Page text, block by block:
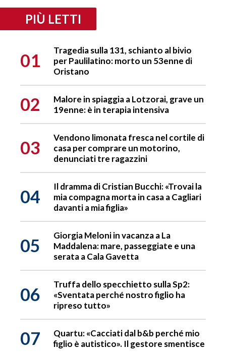
PIÙ LETTI
01
Tragedia sulla 131, schianto al bivio
per Paulilatino: morto un 53enne di
Oristano
02
Malore in spiaggia a Lotzorai, grave un
19enne: è in terapia intensiva
03
Vendono limonata fresca nel cortile di
casa per comprare un motorino,
denunciati tre ragazzini
04
Il dramma di Cristian Bucchi: «Trovai la
mia compagna morta in casa a Cagliari
davanti a mia figlia»
05
Giorgia Meloni in vacanza a La
Maddalena: mare, passeggiate e una
serata a Cala Gavetta
06
Truffa dello specchietto sulla Sp2:
«Sventata perché nostro figlio ha
ripreso tutto»
07
Quartu: «Cacciati dal b&b perché mio
figlio è autistico». Il gestore smentisce